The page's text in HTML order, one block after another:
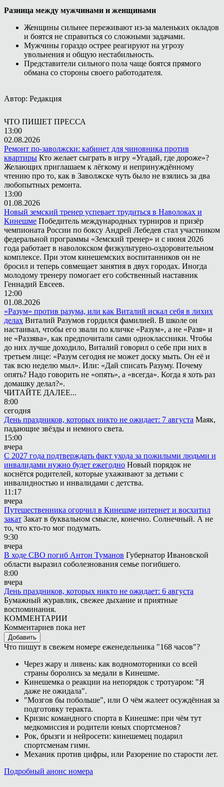
Разница между мужчинами и женщинами
Женщины сильнее переживают из-за маленьких окладов
и боятся не справиться со сложными задачами.
Мужчины гораздо острее реагируют на угрозу
увольнения и общую нестабильность.
Представители сильного пола чаще боятся прямого
обмана со стороны своего работодателя.
Автор: Редакция
ЧТО ПИШЕТ ПРЕССА
13:00
02.08.2026
Ремонт по-заволжски: кабинет для чиновника против
квартиры Кто желает сыграть в игру «Угадай, где дороже»?
Желающих приглашаем к лёгкому и непринуждённому
чтению про то, как в Заволжске чуть было не взялись за два
любопытных ремонта.
13:00
01.08.2026
Новый земский тренер успевает трудиться в Наволоках и
Кинешме Победитель международных турниров и призёр
чемпионата России по боксу Андрей Лебедев стал участником
федеральной программы «Земский тренер» и с июня 2026
года работает в наволокском физкультурно-оздоровительном
комплексе. При этом кинешемских воспитанников он не
бросил и теперь совмещает занятия в двух городах. Иногда
молодому тренеру помогает его собственный наставник
Геннадий Евсеев.
12:00
01.08.2026
«Разум» против разума, или как Виталий искал себя в лихих
делах Виталий Разумов гордился фамилией. В школе он
настаивал, чтобы его звали по кличке «Разум», а не «Разя» и
не «Раззява», как предпочитали сами одноклассники. Чтобы
до них лучше доходило, Виталий говорил о себе при них в
третьем лице: «Разум сегодня не может доску мыть. Он её и
так всю неделю мыл». Или: «Дай списать Разуму. Почему
опять? Надо говорить не «опять», а «всегда». Когда я хоть раз
домашку делал?».
ЧИТАЙТЕ ДАЛЕЕ...
8:00
сегодня
День праздников, которых никто не ожидает: 7 августа Маяк,
падающие звёзды и немного света.
15:00
вчера
С 2027 года подтверждать факт ухода за пожилыми людьми и
инвалидами нужно будет ежегодно Новый порядок не
коснётся родителей, которые ухаживают за детьми с
инвалидностью и инвалидами с детства.
11:17
вчера
Путешественника огорчил в Кинешме интернет и восхитил
закат Закат в буквальном смысле, конечно. Солнечный. А не
то, что кто-то мог подумать.
9:30
вчера
В ходе СВО погиб Антон Туманов Губернатор Ивановской
области выразил соболезнования семье погибшего.
8:00
вчера
День праздников, которых никто не ожидает: 6 августа
Бумажный журавлик, свежее дыхание и приятные
воспоминания.
КОММЕНТАРИИ
Комментариев пока нет
Добавить
Что пишут в свежем номере еженедельника "168 часов"?
Через жару и ливень: как водномоторники со всей
страны боролись за медали в Кинешме.
Кинешемка о реакции на непорядок с тротуаром: "Я
даже не ожидала".
"Мозгов бы побольше", или О чём жалеет осуждённая за
подготовку теракта.
Кризис командного спорта в Кинешме: при чём тут
медкомиссия и родители юных спортсменов?
Рок, брызги и нейросети: кинешемец подарил
спортсменам гимн.
Механик против цифры, или Разорение по старости лет.
Подробный анонс номера